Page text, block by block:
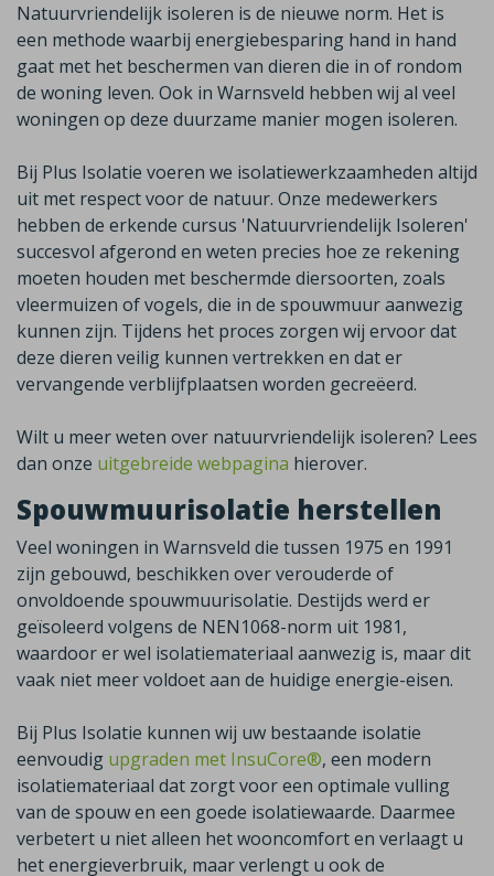
Natuurvriendelijk isoleren is de nieuwe norm. Het is
een methode waarbij energiebesparing hand in hand
gaat met het beschermen van dieren die in of rondom
de woning leven. Ook in Warnsveld hebben wij al veel
woningen op deze duurzame manier mogen isoleren.
Bij Plus Isolatie voeren we isolatiewerkzaamheden altijd
uit met respect voor de natuur. Onze medewerkers
hebben de erkende cursus 'Natuurvriendelijk Isoleren'
succesvol afgerond en weten precies hoe ze rekening
moeten houden met beschermde diersoorten, zoals
vleermuizen of vogels, die in de spouwmuur aanwezig
kunnen zijn. Tijdens het proces zorgen wij ervoor dat
deze dieren veilig kunnen vertrekken en dat er
vervangende verblijfplaatsen worden gecreëerd.
Wilt u meer weten over natuurvriendelijk isoleren? Lees
dan onze uitgebreide webpagina hierover.
Spouwmuurisolatie herstellen
Veel woningen in Warnsveld die tussen 1975 en 1991
zijn gebouwd, beschikken over verouderde of
onvoldoende spouwmuurisolatie. Destijds werd er
geïsoleerd volgens de NEN1068-norm uit 1981,
waardoor er wel isolatiemateriaal aanwezig is, maar dit
vaak niet meer voldoet aan de huidige energie-eisen.
Bij Plus Isolatie kunnen wij uw bestaande isolatie
eenvoudig upgraden met InsuCore®, een modern
isolatiemateriaal dat zorgt voor een optimale vulling
van de spouw en een goede isolatiewaarde. Daarmee
verbetert u niet alleen het wooncomfort en verlaagt u
het energieverbruik, maar verlengt u ook de